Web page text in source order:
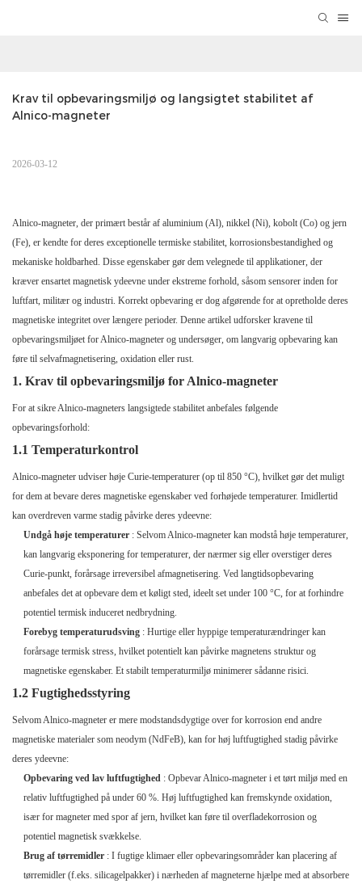
Krav til opbevaringsmiljø og langsigtet stabilitet af
Alnico-magneter
2026-03-12
Alnico-magneter, der primært består af aluminium (Al), nikkel (Ni), kobolt (Co) og jern
(Fe), er kendte for deres exceptionelle termiske stabilitet, korrosionsbestandighed og
mekaniske holdbarhed. Disse egenskaber gør dem velegnede til applikationer, der
kræver ensartet magnetisk ydeevne under ekstreme forhold, såsom sensorer inden for
luftfart, militær og industri. Korrekt opbevaring er dog afgørende for at opretholde deres
magnetiske integritet over længere perioder. Denne artikel udforsker kravene til
opbevaringsmiljøet for Alnico-magneter og undersøger, om langvarig opbevaring kan
føre til selvafmagnetisering, oxidation eller rust.
1. Krav til opbevaringsmiljø for Alnico-magneter
For at sikre Alnico-magneters langsigtede stabilitet anbefales følgende
opbevaringsforhold:
1.1 Temperaturkontrol
Alnico-magneter udviser høje Curie-temperaturer (op til 850 °C), hvilket gør det muligt
for dem at bevare deres magnetiske egenskaber ved forhøjede temperaturer. Imidlertid
kan overdreven varme stadig påvirke deres ydeevne:
Undgå høje temperaturer : Selvom Alnico-magneter kan modstå høje temperaturer,
kan langvarig eksponering for temperaturer, der nærmer sig eller overstiger deres
Curie-punkt, forårsage irreversibel afmagnetisering. Ved langtidsopbevaring
anbefales det at opbevare dem et køligt sted, ideelt set under 100 °C, for at forhindre
potentiel termisk induceret nedbrydning.
Forebyg temperaturudsving : Hurtige eller hyppige temperaturændringer kan
forårsage termisk stress, hvilket potentielt kan påvirke magnetens struktur og
magnetiske egenskaber. Et stabilt temperaturmiljø minimerer sådanne risici.
1.2 Fugtighedsstyring
Selvom Alnico-magneter er mere modstandsdygtige over for korrosion end andre
magnetiske materialer som neodym (NdFeB), kan for høj luftfugtighed stadig påvirke
deres ydeevne:
Opbevaring ved lav luftfugtighed : Opbevar Alnico-magneter i et tørt miljø med en
relativ luftfugtighed på under 60 %. Høj luftfugtighed kan fremskynde oxidation,
især for magneter med spor af jern, hvilket kan føre til overfladekorrosion og
potentiel magnetisk svækkelse.
Brug af tørremidler : I fugtige klimaer eller opbevaringsområder kan placering af
tørremidler (f.eks. silicagelpakker) i nærheden af ​​magneterne hjælpe med at absorbere